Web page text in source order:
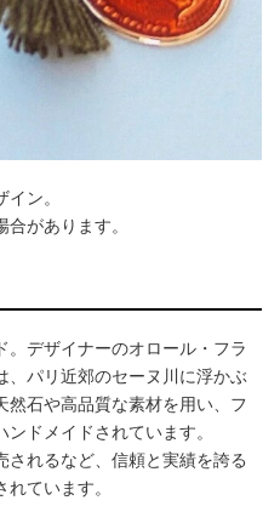
ン。
があります。
。デザイナーのオロール・フラ
、パリ近郊のセーヌ川に浮かぶ
然石や高品質な素材を用い、フ
ドメイドされています。
れるなど、信頼と実績を誇る
ています。